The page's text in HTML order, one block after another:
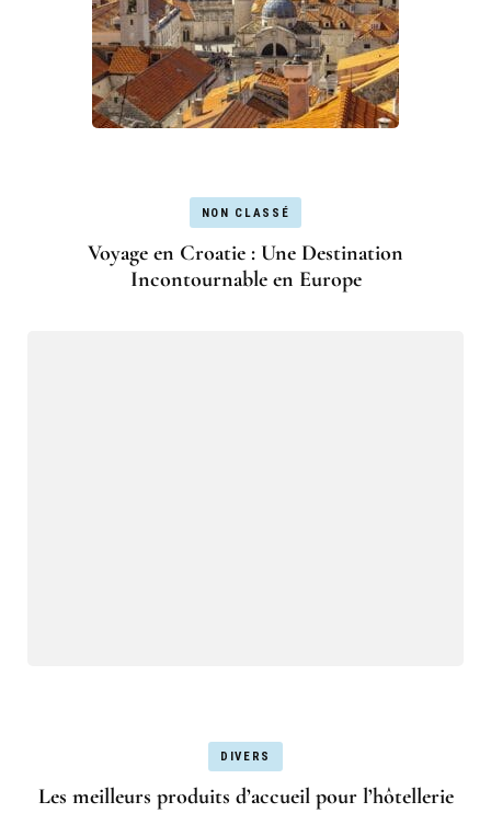
NON CLASSÉ
Voyage en Croatie : Une Destination
Incontournable en Europe
DIVERS
Les meilleurs produits d’accueil pour l’hôtellerie